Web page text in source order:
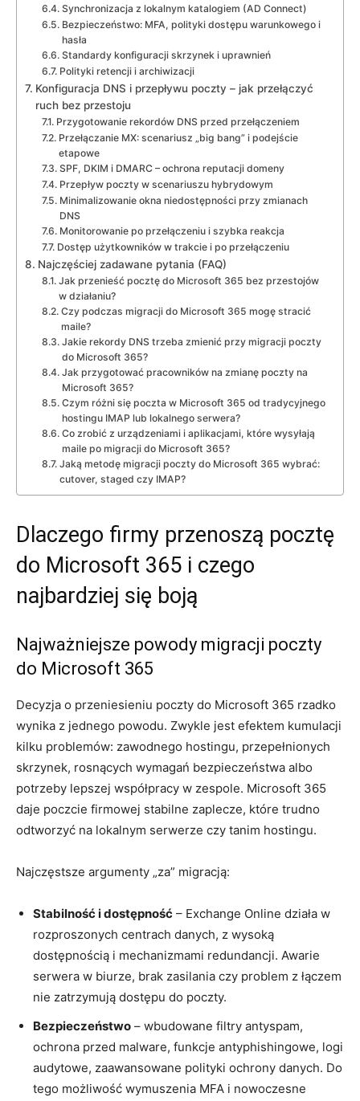
Synchronizacja z lokalnym katalogiem (AD Connect)
Bezpieczeństwo: MFA, polityki dostępu warunkowego i
hasła
Standardy konfiguracji skrzynek i uprawnień
Polityki retencji i archiwizacji
Konfiguracja DNS i przepływu poczty – jak przełączyć
ruch bez przestoju
Przygotowanie rekordów DNS przed przełączeniem
Przełączanie MX: scenariusz „big bang” i podejście
etapowe
SPF, DKIM i DMARC – ochrona reputacji domeny
Przepływ poczty w scenariuszu hybrydowym
Minimalizowanie okna niedostępności przy zmianach
DNS
Monitorowanie po przełączeniu i szybka reakcja
Dostęp użytkowników w trakcie i po przełączeniu
Najczęściej zadawane pytania (FAQ)
Jak przenieść pocztę do Microsoft 365 bez przestojów
w działaniu?
Czy podczas migracji do Microsoft 365 mogę stracić
maile?
Jakie rekordy DNS trzeba zmienić przy migracji poczty
do Microsoft 365?
Jak przygotować pracowników na zmianę poczty na
Microsoft 365?
Czym różni się poczta w Microsoft 365 od tradycyjnego
hostingu IMAP lub lokalnego serwera?
Co zrobić z urządzeniami i aplikacjami, które wysyłają
maile po migracji do Microsoft 365?
Jaką metodę migracji poczty do Microsoft 365 wybrać:
cutover, staged czy IMAP?
Dlaczego firmy przenoszą pocztę
do Microsoft 365 i czego
najbardziej się boją
Najważniejsze powody migracji poczty
do Microsoft 365
Decyzja o przeniesieniu poczty do Microsoft 365 rzadko
wynika z jednego powodu. Zwykle jest efektem kumulacji
kilku problemów: zawodnego hostingu, przepełnionych
skrzynek, rosnących wymagań bezpieczeństwa albo
potrzeby lepszej współpracy w zespole. Microsoft 365
daje poczcie firmowej stabilne zaplecze, które trudno
odtworzyć na lokalnym serwerze czy tanim hostingu.
Najczęstsze argumenty „za” migracją:
Stabilność i dostępność – Exchange Online działa w
rozproszonych centrach danych, z wysoką
dostępnością i mechanizmami redundancji. Awarie
serwera w biurze, brak zasilania czy problem z łączem
nie zatrzymują dostępu do poczty.
Bezpieczeństwo – wbudowane filtry antyspam,
ochrona przed malware, funkcje antyphishingowe, logi
audytowe, zaawansowane polityki ochrony danych. Do
tego możliwość wymuszenia MFA i nowoczesne